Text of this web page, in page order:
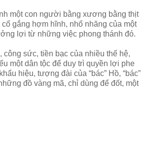
một con người bằng xương bằng thịt
gắng hợm hĩnh, nhố nhăng của một
lợi từ những việc phong thánh đó.
công sức, tiền bạc của nhiều thế hệ,
một dân tộc để duy trì quyền lợi phe
hiệu, tượng đài của “bác” Hồ, “bác”
đồ vàng mã, chỉ dùng để đốt, một